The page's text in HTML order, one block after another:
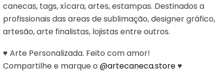
canecas, tags, xícara, artes, estampas. Destinados a
profissionais das areas de sublimação, designer gráfico,
artesão, arte finalistas, lojistas entre outros.
♥ Arte Personalizada. Feito com amor!
Compartilhe e marque o @artecaneca.store♥